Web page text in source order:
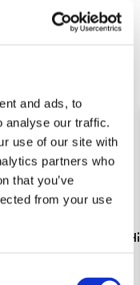
and ads, to
analyse our traffic.
use of our site with
partners who
that you’ve
from your use
verlanglijst
Vouwtas:
€ 13,50